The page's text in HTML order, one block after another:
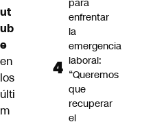
ut
ub
e
en
los
últi
m
para
enfrentar
la
emergencia
laboral:
“Queremos
que
recuperar
el